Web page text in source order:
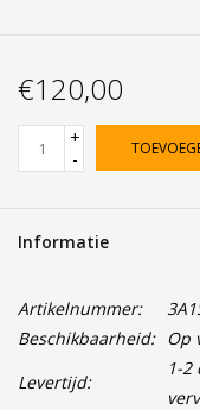
€120,00
+
-
Informatie
Artikelnummer:
Beschikbaarheid: Op
Levertijd:
1-2